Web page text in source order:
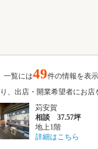
覧には49件の情報を表
り、出店・開業希望者に
苅安賀
相談 37.57坪
地上1階
詳細はこちら